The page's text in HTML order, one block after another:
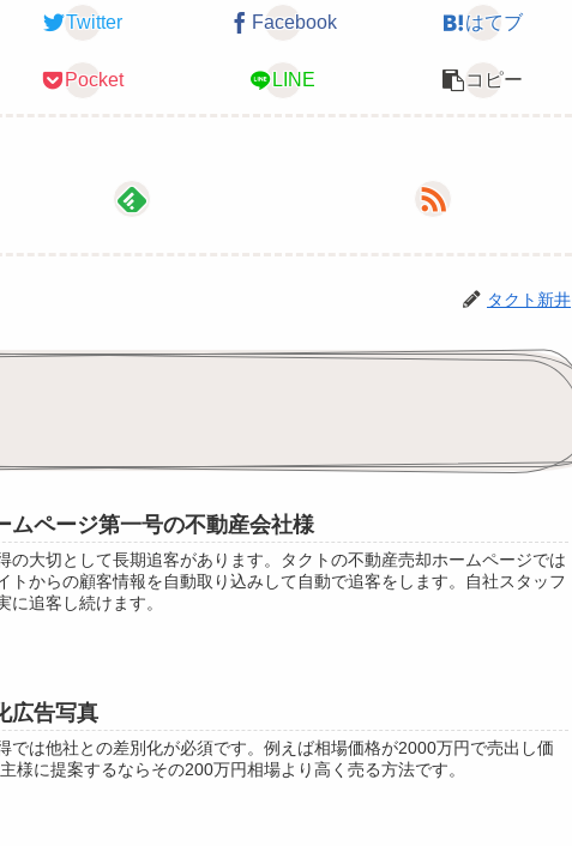
Twitter Facebook はてブ
Pocket LINE コピー
タクト新井
ムページ第一号の不動産会社様
の大切として長期追客があります。タクトの不動産売却ホームページでは
トからの顧客情報を自動取り込みして自動で追客をします。自社スタッフ
に追客し続けます。
広告写真
では他社との差別化が必須です。例えば相場価格が2000万円で売出し価
様に提案するならその200万円相場より高く売る方法です。